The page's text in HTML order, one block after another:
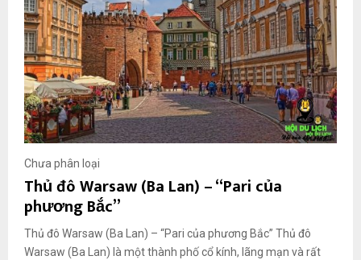
Chưa phân loại
Thủ đô Warsaw (Ba Lan) – “Pari của
phương Bắc”
Thủ đô Warsaw (Ba Lan) – “Pari của phương Bắc” Thủ đô
Warsaw (Ba Lan) là một thành phố cổ kính, lãng mạn và rất